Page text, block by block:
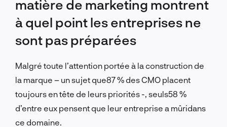
matière de marketing montrent
à quel point les entreprises ne
sont pas préparées
Malgré toute l’attention portée à la construction de
la marque – un sujet que87 % des CMO placent
toujours en tête de leurs priorités -, seuls58 %
d’entre eux pensent que leur entreprise a mûridans
ce domaine.